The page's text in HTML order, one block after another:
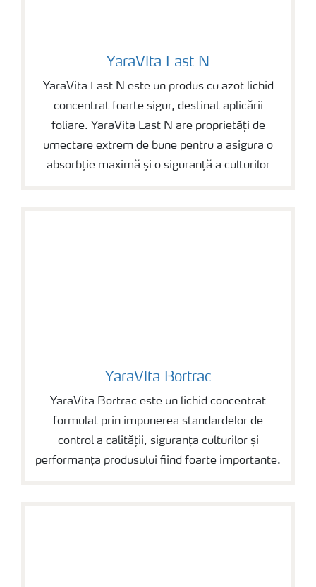
YaraVita Last N
YaraVita Last N este un produs cu azot lichid
concentrat foarte sigur, destinat aplicării
foliare. YaraVita Last N are proprietăți de
umectare extrem de bune pentru a asigura o
absorbție maximă și o siguranță a culturilor
YaraVita Bortrac
YaraVita Bortrac este un lichid concentrat
formulat prin impunerea standardelor de
control a calității, siguranța culturilor și
performanța produsului fiind foarte importante.